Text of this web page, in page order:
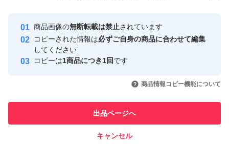
#トレーニング
#筋トレ
#スポーツ
安心取引出品者
心・安全なユーザーです
取引実績
引を完了させた実績があります
での取引実績があります
商品画像の無断転載は禁止されています
コピーされた情報は必ずご自身の商品に合わせて編集
してください
コピーは1商品につき1回です
商品情報コピー機能について
出品ページへ
キャンセル